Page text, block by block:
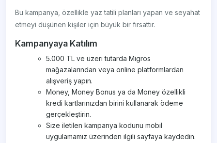
Bu kampanya, özellikle yaz tatili planları yapan ve seyahat
etmeyi düşünen kişiler için büyük bir fırsattır.
Kampanyaya Katılım
5.000 TL ve üzeri tutarda Migros
mağazalarından veya online platformlardan
alışveriş yapın.
Money, Money Bonus ya da Money özellikli
kredi kartlarınızdan birini kullanarak ödeme
gerçekleştirin.
Size iletilen kampanya kodunu mobil
uygulamamız üzerinden ilgili sayfaya kaydedin.